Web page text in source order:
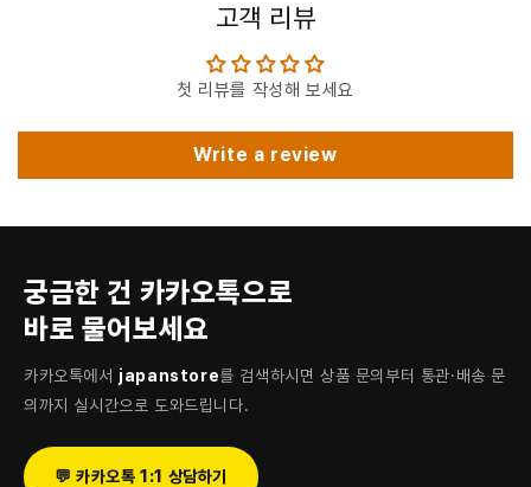
고객 리뷰
첫 리뷰를 작성해 보세요
Write a review
궁금한 건 카카오톡으로
바로 물어보세요
카카오톡에서 japanstore를 검색하시면 상품 문의부터 통관·배송 문
의까지 실시간으로 도와드립니다.
💬 카카오톡 1:1 상담하기